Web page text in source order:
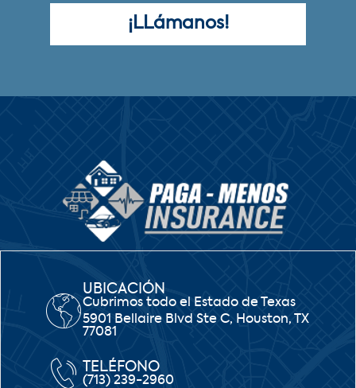
¡LLámanos!
UBICACIÓN
Cubrimos todo el Estado de Texas
5901 Bellaire Blvd Ste C, Houston, TX
77081
TELÉFONO
(713) 239-2960